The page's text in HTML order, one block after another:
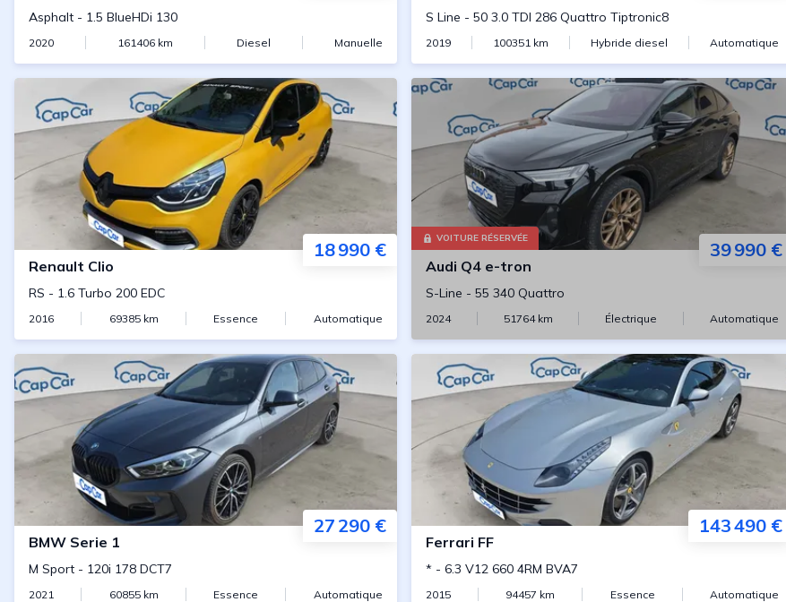
Asphalt - 1.5 BlueHDi 130
2020 161406km Diesel Manuelle
S Line - 50 3.0 TDI 286 Quattro Tiptronic8
2019 100351km Hybride diesel Automatique
18 990 €
Renault Clio
RS - 1.6 Turbo 200 EDC
2016 69385km Essence Automatique
VOITURE RÉSERVÉE
39 990 €
Audi Q4 e-tron
S-Line - 55 340 Quattro
2024 51764km Électrique Automatique
27 290 €
BMW Serie 1
M Sport - 120i 178 DCT7
2021 60855km Essence Automatique
143 490 €
Ferrari FF
* - 6.3 V12 660 4RM BVA7
2015 94457 km Essence Automatique